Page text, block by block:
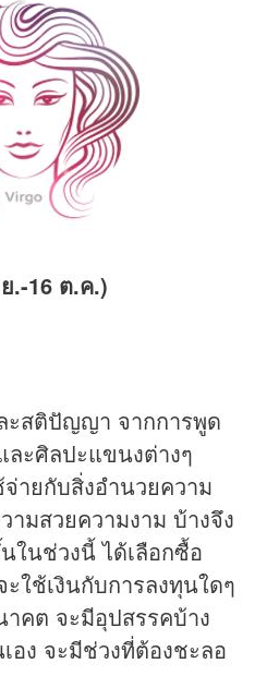
.-16 ต.ค.)
ะสติปัญญา จากการพูด
ละศิลปะแขนงต่างๆ
ายกับสิ่งอำนวยความ
ามสวยความงาม บ้างจึง
นช่วงนี้ ได้เลือกซื้อ
ใช้เงินกับการลงทุนใดๆ
าคต จะมีอุปสรรคบ้าง
อง จะมีช่วงที่ต้องชะลอ